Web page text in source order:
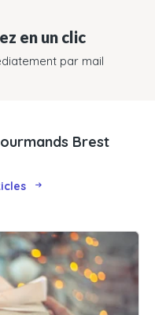
en un clic
par mail
Brest